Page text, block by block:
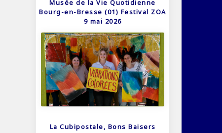
Musée de la Vie Quotidienne
Bourg-en-Bresse (01) Festival ZOA
9 mai 2026
La Cubipostale, Bons Baisers